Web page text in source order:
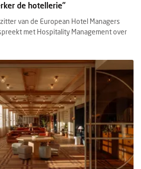
de hotellerie”
van de European Hotel Managers
met Hospitality Management over